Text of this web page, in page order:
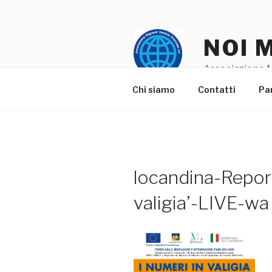
NOI
Associazione
Chi siamo Contatti
locandina-
valigia’-LIVE-wa